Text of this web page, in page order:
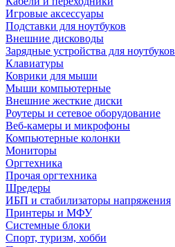
Игровые аксессуары
Подставки для ноутбуков
Внешние дисководы
Зарядные устройства для ноутбуков
Клавиатуры
Коврики для мыши
Мыши компьютерные
Внешние жесткие диски
Роутеры и сетевое оборудование
Веб-камеры и микрофоны
Компьютерные колонки
Мониторы
Оргтехника
Прочая оргтехника
Шредеры
ИБП и стабилизаторы напряжения
Принтеры и МФУ
Системные блоки
Спорт, туризм, хобби